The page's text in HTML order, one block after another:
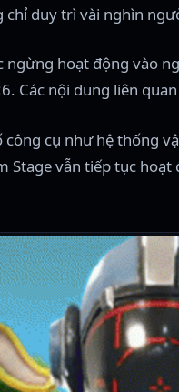
duy trì vài nghìn
hoạt động vào
Các nội dung liên
cụ như hệ
Stage vẫn tiếp tục